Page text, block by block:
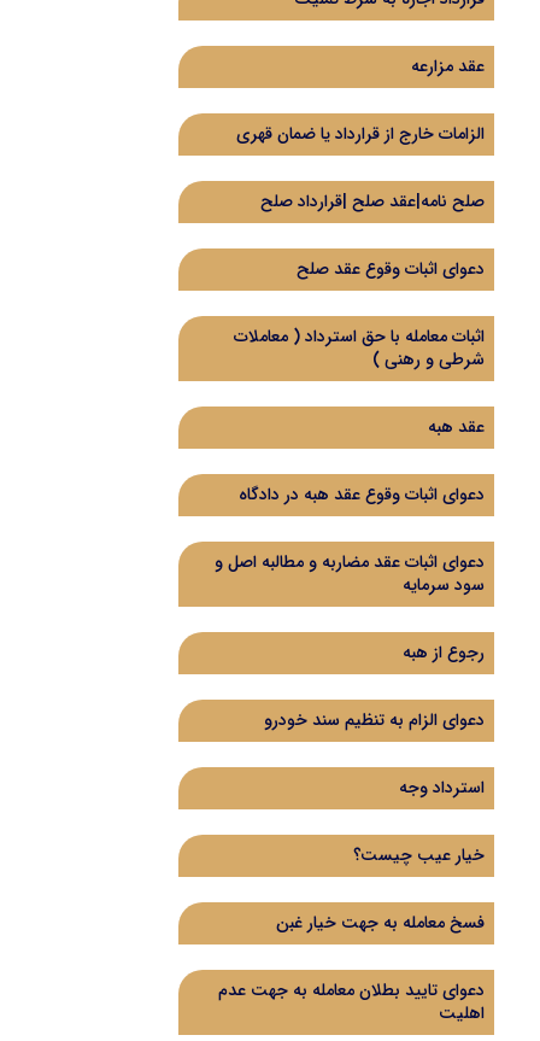
عقد مزارعه
الزامات خارج از قرارداد یا ضمان قهری
صلح نامه|عقد صلح |قرارداد صلح
دعوای اثبات وقوع عقد صلح
اثبات معامله با حق استرداد (‌ معاملات
شرطی و رهنی )‌
عقد هبه
دعوای اثبات وقوع عقد هبه در دادگاه
دعوای اثبات عقد مضاربه و مطالبه اصل و
سود سرمایه
رجوع از هبه
دعوای الزام به تنظیم سند خودرو
استرداد وجه
خیار عیب چیست؟
فسخ معامله به جهت خیار غبن
دعوای تایید بطلان معامله به جهت عدم
اهلیت